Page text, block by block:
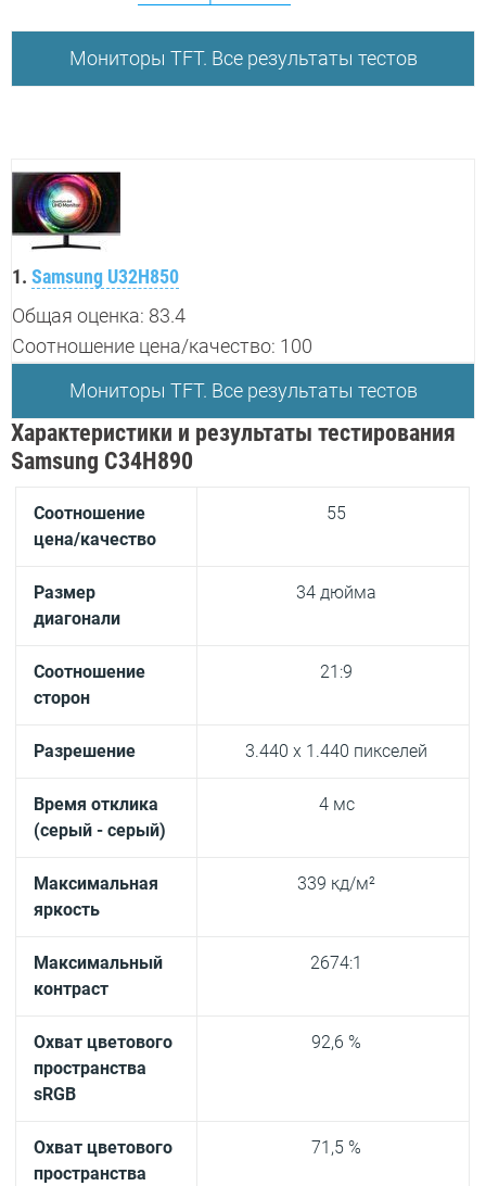
Мониторы TFT. Все результаты тестов
1. Samsung U32H850
Общая оценка: 83.4
Соотношение цена/качество: 100
Мониторы TFT. Все результаты тестов
Характеристики и результаты тестирования
Samsung C34H890
Соотношение
цена/качество
55
Размер
диагонали
34 дюйма
Соотношение
сторон
21:9
Разрешение 3.440 x 1.440 пикселей
Время отклика
(серый - серый)
4 мс
Максимальная
яркость
339 кд/м²
Максимальный
контраст
2674:1
Охват цветового
пространства
sRGB
92,6 %
Охват цветового
пространства
71,5 %